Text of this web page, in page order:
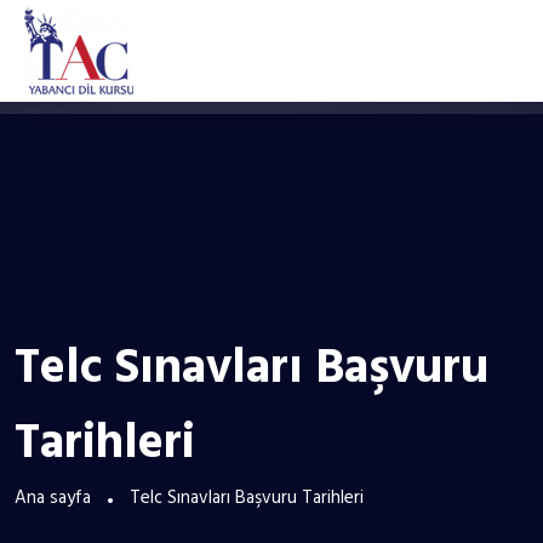
Telc Sınavları Başvuru
Tarihleri
Ana sayfa Telc Sınavları Başvuru Tarihleri